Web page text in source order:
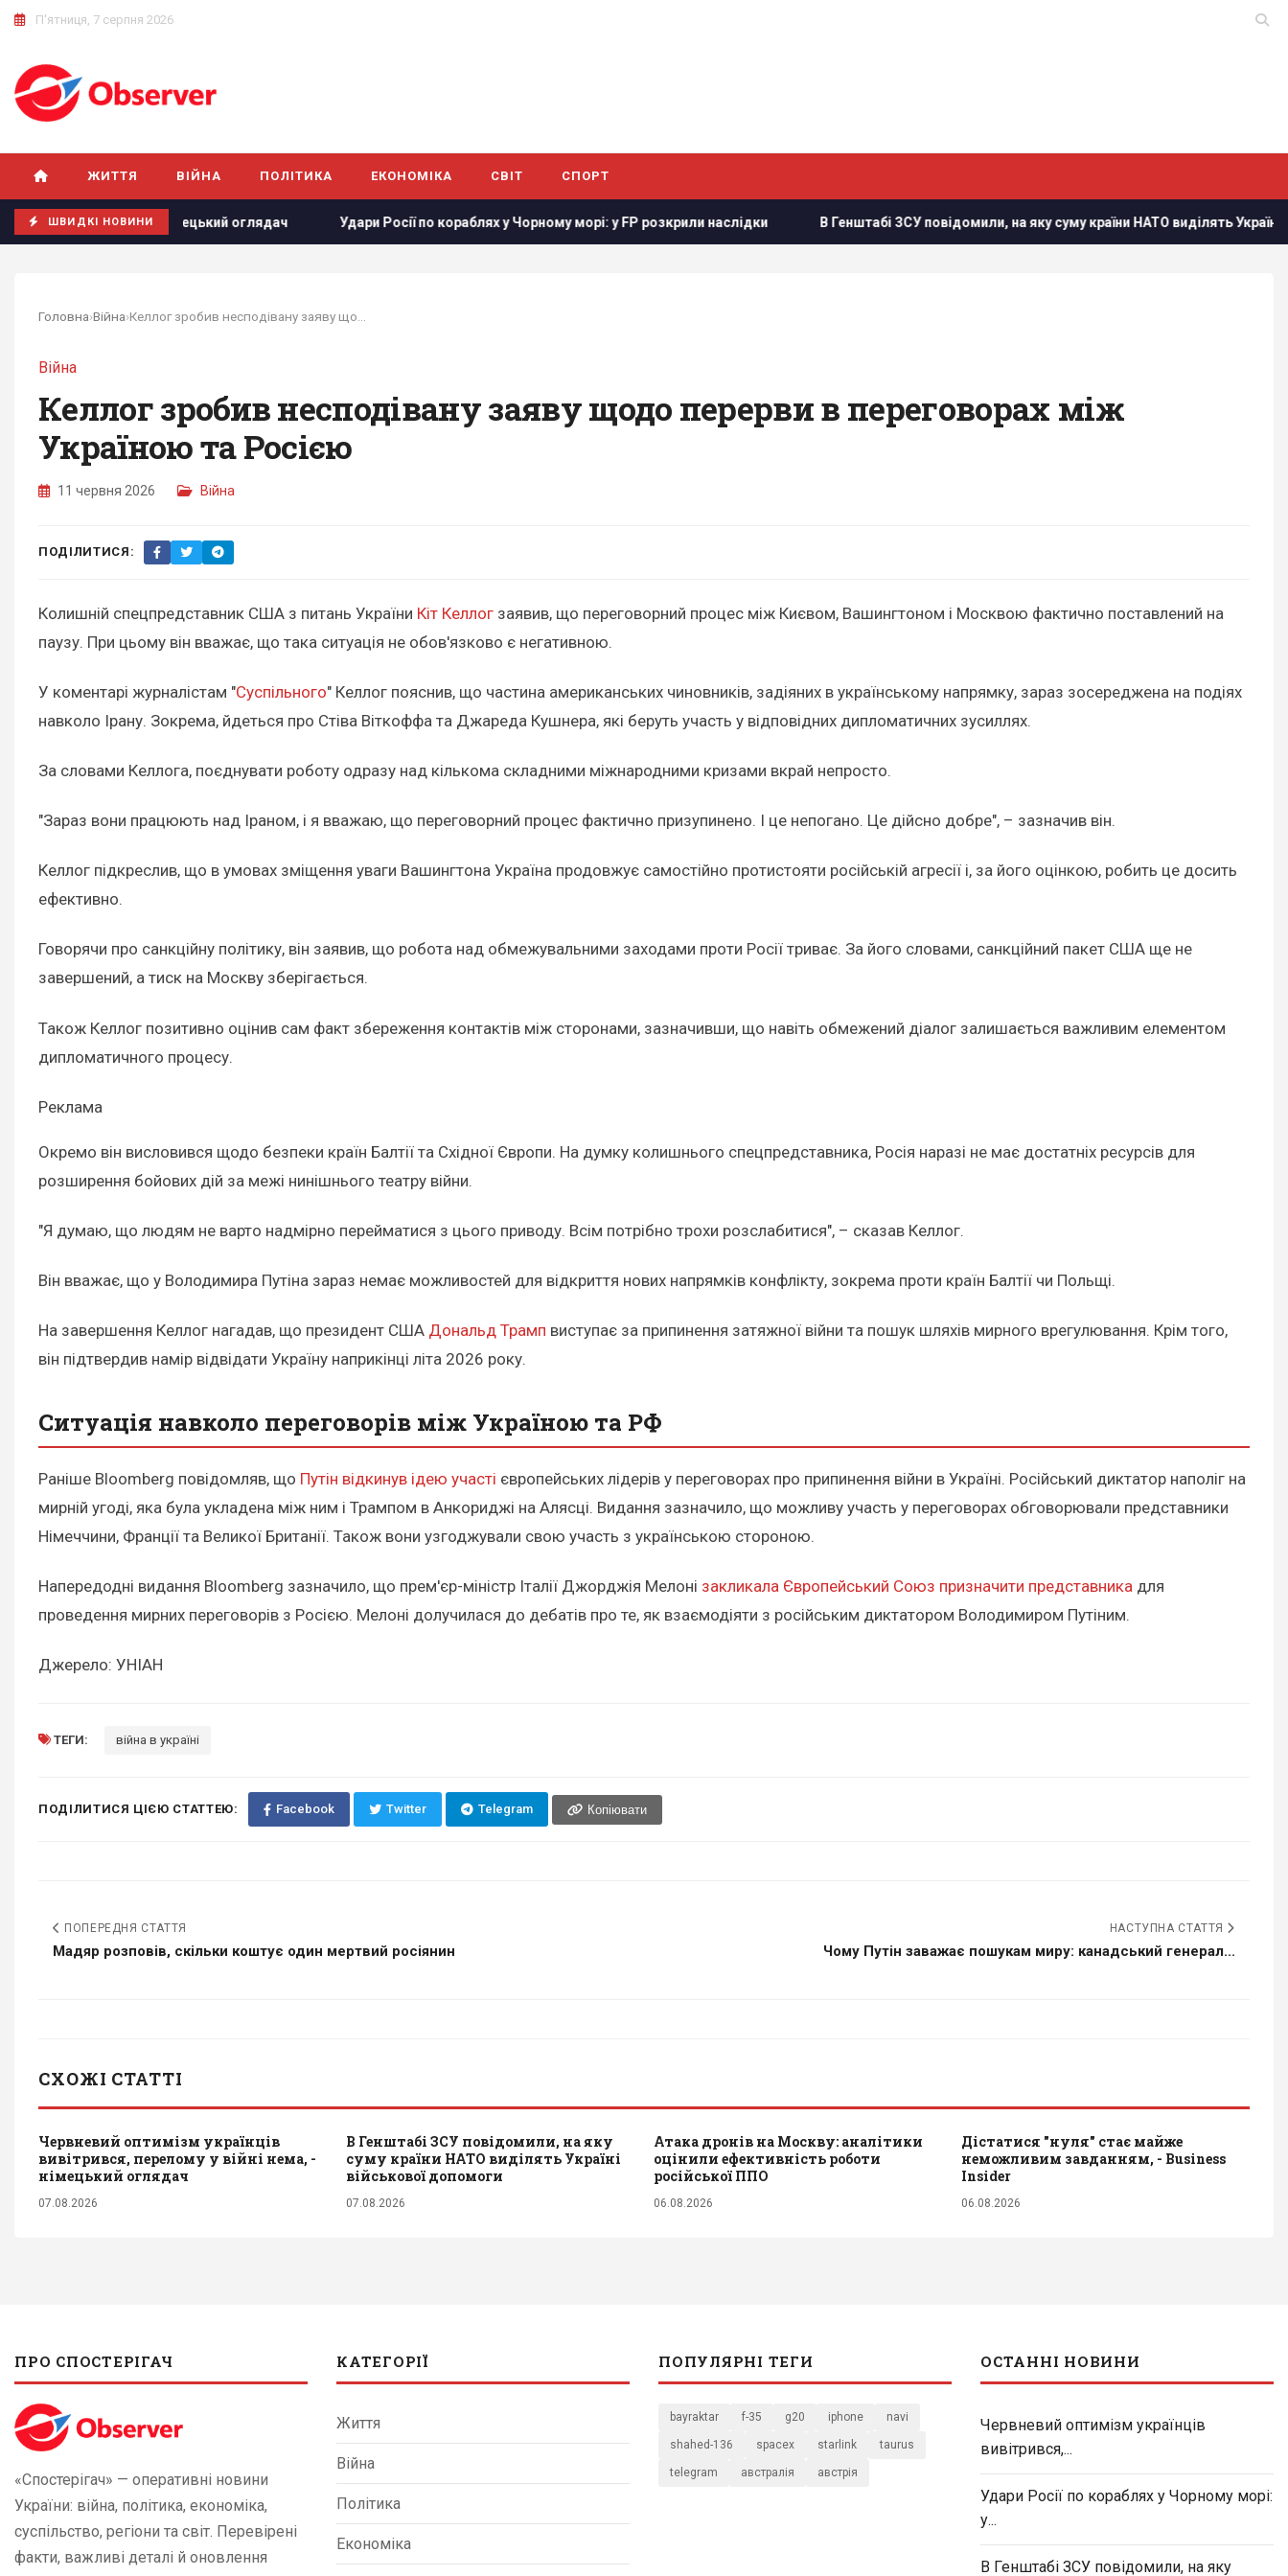
П'ятниця, 7 серпня 2026
ЖИТТЯ ВІЙНА ПОЛІТИКА ЕКОНОМІКА СВІТ СПОРТ
ШВИДКІ НОВИНИ
війні нема, - німецький оглядач Удари Росії по кораблях у Чорному морі: у FP розкрили наслідки В Генштабі ЗСУ повідомили, на яку суму країни НАТО виділять Україні
Головна›Війна›
Війна
Келлог зробив несподівану заяву щодо перерви в переговорах між
Україною та Росією
11 червня 2026 Війна
ПОДІЛИТИСЯ:
Колишній спецпредставник США з питань України Кіт Келлог заявив, що переговорний процес між Києвом, Вашингтоном і Москвою фактично поставлений на
паузу. При цьому він вважає, що така ситуація не обов'язково є негативною.
У коментарі журналістам "Суспільного" Келлог пояснив, що частина американських чиновників, задіяних в українському напрямку, зараз зосереджена на подіях
навколо Ірану. Зокрема, йдеться про Стіва Віткоффа та Джареда Кушнера, які беруть участь у відповідних дипломатичних зусиллях.
За словами Келлога, поєднувати роботу одразу над кількома складними міжнародними кризами вкрай непросто.
"Зараз вони працюють над Іраном, і я вважаю, що переговорний процес фактично призупинено. І це непогано. Це дійсно добре", – зазначив він.
Келлог підкреслив, що в умовах зміщення уваги Вашингтона Україна продовжує самостійно протистояти російській агресії і, за його оцінкою, робить це досить
ефективно.
Говорячи про санкційну політику, він заявив, що робота над обмежувальними заходами проти Росії триває. За його словами, санкційний пакет США ще не
завершений, а тиск на Москву зберігається.
Також Келлог позитивно оцінив сам факт збереження контактів між сторонами, зазначивши, що навіть обмежений діалог залишається важливим елементом
дипломатичного процесу.
Реклама
Окремо він висловився щодо безпеки країн Балтії та Східної Європи. На думку колишнього спецпредставника, Росія наразі не має достатніх ресурсів для
розширення бойових дій за межі нинішнього театру війни.
"Я думаю, що людям не варто надмірно перейматися з цього приводу. Всім потрібно трохи розслабитися", – сказав Келлог.
Він вважає, що у Володимира Путіна зараз немає можливостей для відкриття нових напрямків конфлікту, зокрема проти країн Балтії чи Польщі.
На завершення Келлог нагадав, що президент США Дональд Трамп виступає за припинення затяжної війни та пошук шляхів мирного врегулювання. Крім того,
він підтвердив намір відвідати Україну наприкінці літа 2026 року.
Ситуація навколо переговорів між Україною та РФ
Раніше Bloomberg повідомляв, що Путін відкинув ідею участі європейських лідерів у переговорах про припинення війни в Україні. Російський диктатор наполіг на
мирній угоді, яка була укладена між ним і Трампом в Анкориджі на Алясці. Видання зазначило, що можливу участь у переговорах обговорювали представники
Німеччини, Франції та Великої Британії. Також вони узгоджували свою участь з українською стороною.
Напередодні видання Bloomberg зазначило, що прем'єр-міністр Італії Джорджія Мелоні закликала Європейський Союз призначити представника для
проведення мирних переговорів з Росією. Мелоні долучилася до дебатів про те, як взаємодіяти з російським диктатором Володимиром Путіним.
Джерело: УНІАН
ТЕГИ: війна в україні
ПОДІЛИТИСЯ ЦІЄЮ СТАТТЕЮ: Facebook Twitter Telegram Копіювати
ПОПЕРЕДНЯ СТАТТЯ
Мадяр розповів, скільки коштує один мертвий росіянин
НАСТУПНА СТАТТЯ
Чому Путін заважає пошукам миру: канадський генерал...
СХОЖІ СТАТТІ
Червневий оптимізм українців
вивітрився, перелому у війні нема, -
німецький оглядач
07.08.2026
В Генштабі ЗСУ повідомили, на яку
суму країни НАТО виділять Україні
військової допомоги
07.08.2026
Атака дронів на Москву: аналітики
оцінили ефективність роботи
російської ППО
06.08.2026
Дістатися "нуля" стає майже
неможливим завданням, - Business
Insider
06.08.2026
ПРО СПОСТЕРІГАЧ
«Спостерігач» — оперативні новини
України: війна, політика, економіка,
суспільство, регіони та світ. Перевірені
факти, важливі деталі й оновлення
КАТЕГОРІЇ
Життя
Війна
Політика
Економіка
ПОПУЛЯРНІ ТЕГИ
bayraktar f-35 g20 iphone navi
shahed-136 spacex starlink taurus
telegram австралія австрія
ОСТАННІ НОВИНИ
Червневий оптимізм українців
вивітрився,...
Удари Росії по кораблях у Чорному морі:
у...
В Генштабі ЗСУ повідомили, на яку